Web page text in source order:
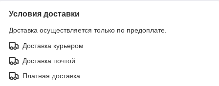
Условия доставки
Доставка осуществляется только по предоплате.
Доставка курьером
Доставка почтой
Платная доставка